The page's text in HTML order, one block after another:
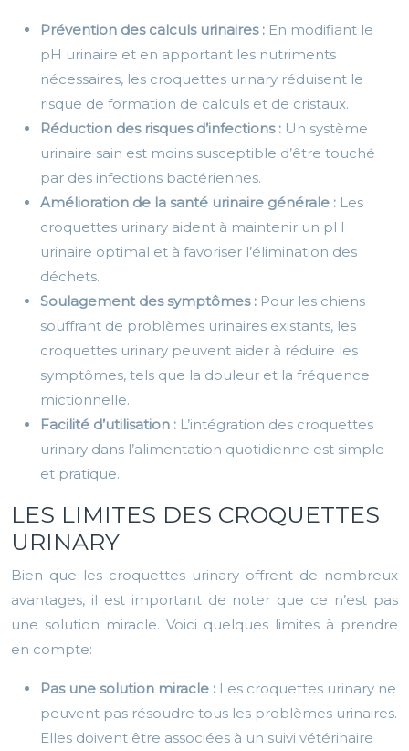
Prévention des calculs urinaires : En modifiant le
pH urinaire et en apportant les nutriments
nécessaires, les croquettes urinary réduisent le
risque de formation de calculs et de cristaux.
Réduction des risques d’infections : Un système
urinaire sain est moins susceptible d’être touché
par des infections bactériennes.
Amélioration de la santé urinaire générale : Les
croquettes urinary aident à maintenir un pH
urinaire optimal et à favoriser l’élimination des
déchets.
Soulagement des symptômes : Pour les chiens
souffrant de problèmes urinaires existants, les
croquettes urinary peuvent aider à réduire les
symptômes, tels que la douleur et la fréquence
mictionnelle.
Facilité d’utilisation : L’intégration des croquettes
urinary dans l’alimentation quotidienne est simple
et pratique.
LES LIMITES DES CROQUETTES
URINARY
Bien que les croquettes urinary offrent de nombreux
avantages, il est important de noter que ce n’est pas
une solution miracle. Voici quelques limites à prendre
en compte:
Pas une solution miracle : Les croquettes urinary ne
peuvent pas résoudre tous les problèmes urinaires.
Elles doivent être associées à un suivi vétérinaire